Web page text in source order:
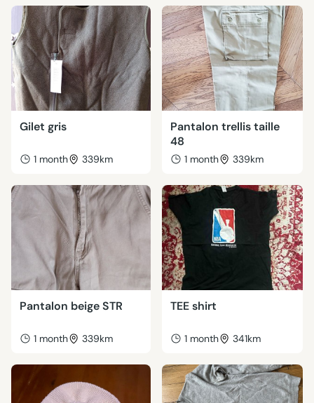
Gilet gris
1 month 339km
Pantalon trellis taille
48
1 month 339km
Pantalon beige STR
1 month 339km
TEE shirt
1 month 341km